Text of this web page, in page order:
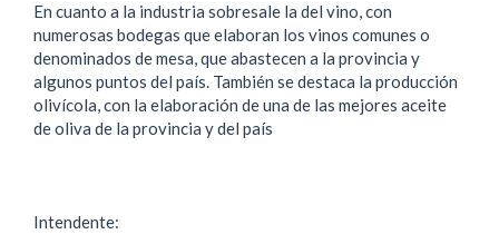
En cuanto a la industria sobresale la del vino, con
numerosas bodegas que elaboran los vinos comunes o
denominados de mesa, que abastecen a la provincia y
algunos puntos del país. También se destaca la producción
olivícola, con la elaboración de una de las mejores aceite
de oliva de la provincia y del país
Intendente: